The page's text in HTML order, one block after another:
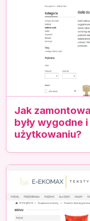
Jak
były wygodne
użytkowaniu?